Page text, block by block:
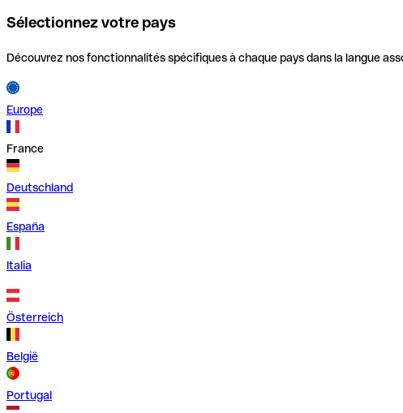
Sélectionnez votre pays
Découvrez nos fonctionnalités spécifiques à chaque pays dans la langue
Europe
France
Deutschland
España
Italia
Österreich
België
Portugal